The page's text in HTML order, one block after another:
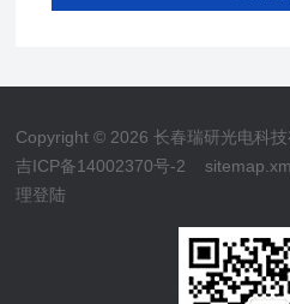
Copyright © 2026 长春瑞研光电科
吉ICP备14002370号-2
理登陆